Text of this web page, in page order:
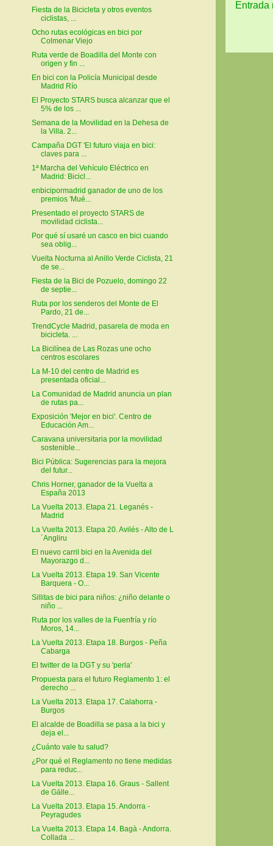
Entrada
Fiesta de la Bicicleta y otros eventos
ciclistas, ...
Ocho rutas ecológicas en bici por
Colmenar Viejo
Ruta verde de Boadilla del Monte con
origen y fin ...
En bici con la Policía Municipal desde
Madrid Río
El Proyecto STARS busca alcanzar que el
5% de los ...
Semana de la Movilidad en la Dehesa de
la Villa. 2...
Campaña DGT 'El futuro viaja en bici:
claves para ...
1ª Marcha del Vehículo Eléctrico en
Madrid: Bicicl...
enbicipormadrid ganador de uno de los
premios 'Mué...
Presentado el proyecto STARS de
movilidad ciclista...
Por qué sí usaré un casco en bici cuando
sea oblig...
Vuelta Nocturna al Anillo Verde Ciclista, 21
de se...
Fiesta de la Bici de Pozuelo, domingo 22
de septie...
Ruta por los senderos del Monte de El
Pardo, 21 de...
TrendCycle Madrid, pasarela de moda en
bicicleta. ...
La Bicilínea de Las Rozas une ocho
centros escolares
La M-10 del centro de Madrid es
presentada oficial...
La Comunidad de Madrid anuncia un plan
de rutas pa...
Exposición 'Mejor en bici'. Centro de
Educación Am...
Caravana universitaria por la movilidad
sostenible...
Bici Pública: Sugerencias para la mejora
del futur...
Chris Horner, ganador de la Vuelta a
España 2013
La Vuelta 2013. Etapa 21. Leganés -
Madrid
La Vuelta 2013. Etapa 20. Avilés - Alto de L
´Angliru
El nuevo carril bici en la Avenida del
Mayorazgo d...
La Vuelta 2013. Etapa 19. San Vicente
Barquera - O...
Sillitas de bici para niños: ¿niño delante o
niño ...
Ruta por los valles de la Fuenfría y río
Moros, 14...
La Vuelta 2013. Etapa 18. Burgos - Peña
Cabarga
El twitter de la DGT y su 'perla'
Propuesta para el futuro Reglamento 1: el
derecho ...
La Vuelta 2013. Etapa 17. Calahorra -
Burgos
El alcalde de Boadilla se pasa a la bici y
deja el...
¿Cuánto vale tu salud?
¿Por qué el Reglamento no tiene medidas
para reduc...
La Vuelta 2013. Etapa 16. Graus - Sallent
de Gálle...
La Vuelta 2013. Etapa 15. Andorra -
Peyragudes
La Vuelta 2013. Etapa 14. Bagà - Andorra.
Collada ...